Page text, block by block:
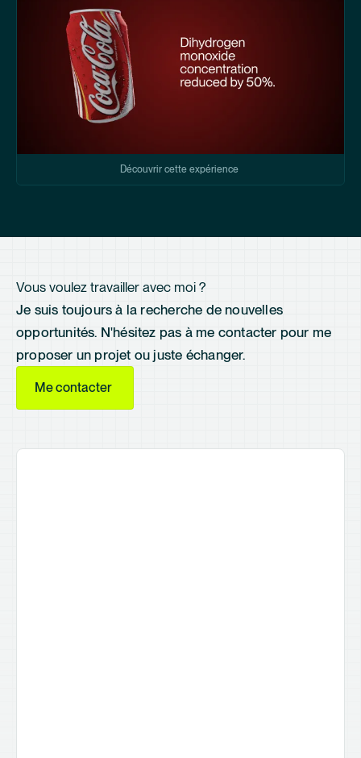
Découvrir cette expérience
Vous voulez travailler avec moi ?
Je suis toujours à la recherche de nouvelles
opportunités. N'hésitez pas à me contacter pour me
proposer un projet ou juste échanger.
Me contacter